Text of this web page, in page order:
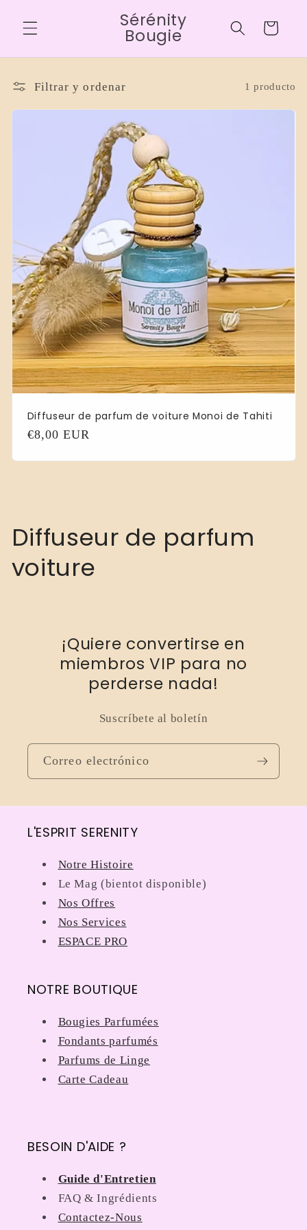
al contenido
Sérénity
Bougie Carrito
Filtrar y ordenar 1 producto
Diffuseur de parfum de voiture Monoi de Tahiti
Precio
€8,00 EUR
C
o
:
Diffuseur de parfum
voiture
¡Quiere convertirse en
miembros VIP para no
perderse nada!
Suscríbete al boletín
Correo electrónico
L'ESPRIT SERENITY
Notre Histoire
Le Mag (bientot disponible)
Nos Offres
Nos Services
ESPACE PRO
NOTRE BOUTIQUE
Bougies Parfumées
Fondants parfumés
Parfums de Linge
Carte Cadeau
BESOIN D'AIDE ?
Guide d'Entretien
FAQ & Ingrédients
Contactez-Nous